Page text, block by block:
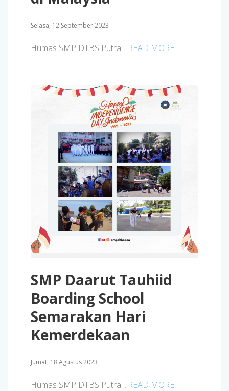
Selasa, 12 September 2023
Humas SMP DTBS Putra ...READ MORE
SMP Daarut Tauhiid
Boarding School
Semarakan Hari
Kemerdekaan
Jumat, 18 Agustus 2023
Humas SMP DTBS Putra ...READ MORE